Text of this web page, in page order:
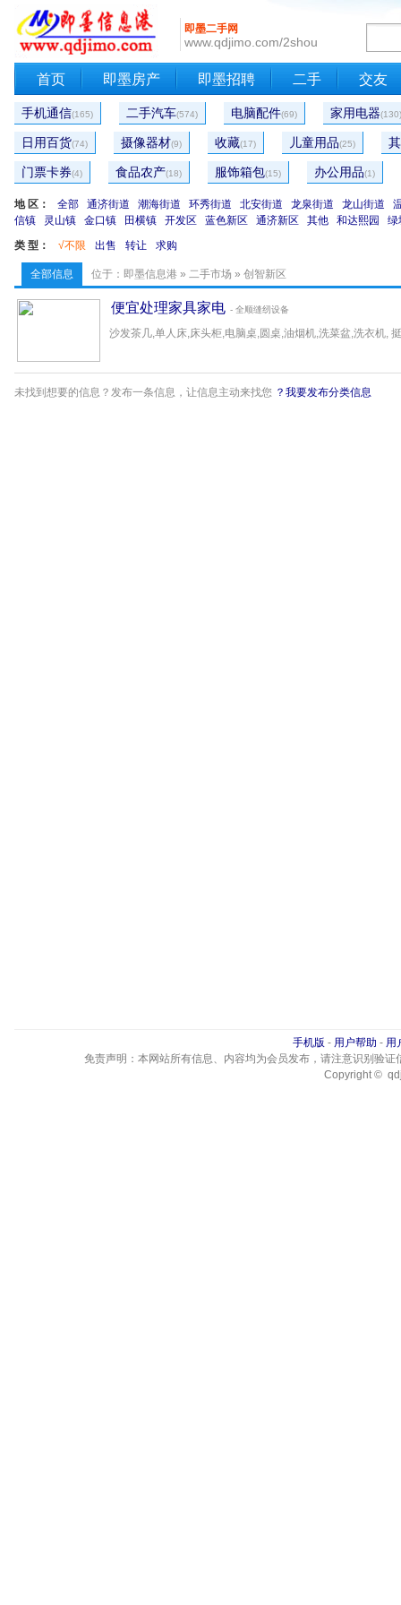
即墨二手网
www.qdjimo.com/2shou
首页 即墨房产 即墨招聘 二手 交友
手机通信(165) 二手汽车(574) 电脑配件(69) 家用电器(130)
日用百货(74) 摄像器材(9) 收藏(17) 儿童用品(25)
门票卡券(4) 食品农产(18) 服饰箱包(15) 办公用品(1)
地 区： 全部 通济街道 潮海街道 环秀街道 北安街道 龙泉街道 龙山街道
信镇
灵山镇 金口镇 田横镇 开发区 蓝色新区 通济新区 其他 和达熙园
绿
类 型：
√不限 出售 转让 求购
全部信息 位于： 即墨信息港 » 二手市场 » 创智新区
便宜处理家具家电 - 全顺缝纫设备
沙发茶几,单人床,床头柜,电脑桌,圆桌,油烟机,洗菜盆,洗衣机,
未找到想要的信息？发布一条信息，让信息主动来找您 ？我要发布分类信息
手机版 - 用户帮助 - 用
免责声明：本网站所有信息、内容均为会员发布，请注意识别验
Copyright ©